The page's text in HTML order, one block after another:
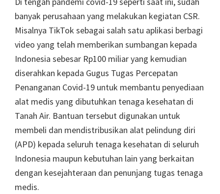
banyak perusahaan yang melakukan kegiatan CSR.
Misalnya TikTok sebagai salah satu aplikasi berbagi
video yang telah memberikan sumbangan kepada
Indonesia sebesar Rp100 miliar yang kemudian
diserahkan kepada Gugus Tugas Percepatan
Penanganan Covid-19 untuk membantu penyediaan
alat medis yang dibutuhkan tenaga kesehatan di
Tanah Air. Bantuan tersebut digunakan untuk
membeli dan mendistribusikan alat pelindung diri
(APD) kepada seluruh tenaga kesehatan di seluruh
Indonesia maupun kebutuhan lain yang berkaitan
dengan kesejahteraan dan penunjang tugas tenaga
medis.